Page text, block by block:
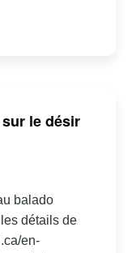
le désir
balado
détails de
en-